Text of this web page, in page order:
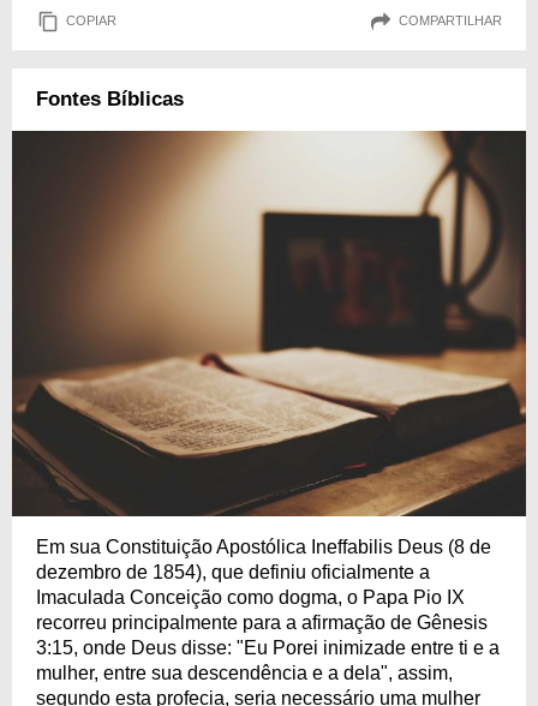
COPIAR COMPARTILHAR
Fontes Bíblicas
Em sua Constituição Apostólica Ineffabilis Deus (8 de
dezembro de 1854), que definiu oficialmente a
Imaculada Conceição como dogma, o Papa Pio IX
recorreu principalmente para a afirmação de Gênesis
3:15, onde Deus disse: "Eu Porei inimizade entre ti e a
mulher, entre sua descendência e a dela", assim,
segundo esta profecia, seria necessário uma mulher